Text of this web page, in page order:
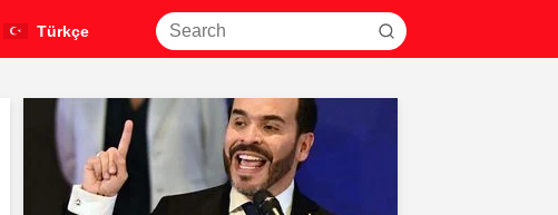
Türkçe